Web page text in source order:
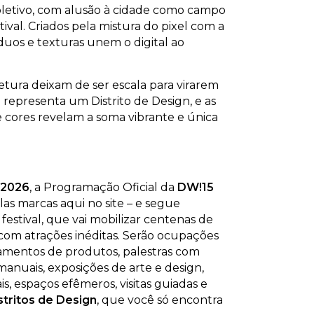
com alusão à cidade como campo
Criados pela mistura do pixel com a
e texturas unem o digital ao
deixam de ser escala para virarem
um Distrito de Design, e as
cores revelam a soma vibrante e única
, a Programação Oficial da DW!15
marcas aqui no site – e segue
que vai mobilizar centenas de
atrações inéditas. Serão ocupações
de produtos, palestras com
exposições de arte e design,
espaços efêmeros, visitas guiadas e
de Design, que você só encontra